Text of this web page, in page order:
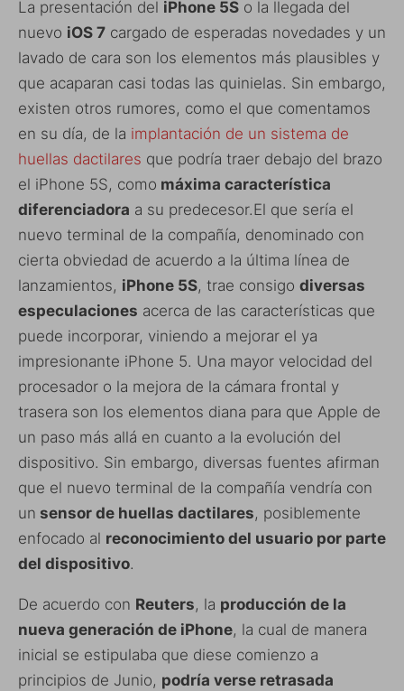
La presentación del iPhone 5S o la llegada del
nuevo iOS 7 cargado de esperadas novedades y un
lavado de cara son los elementos más plausibles y
que acaparan casi todas las quinielas. Sin embargo,
existen otros rumores, como el que comentamos
en su día, de la implantación de un sistema de
huellas dactilares que podría traer debajo del brazo
el iPhone 5S, como máxima característica
diferenciadora a su predecesor.El que sería el
nuevo terminal de la compañía, denominado con
cierta obviedad de acuerdo a la última línea de
lanzamientos, iPhone 5S, trae consigo diversas
especulaciones acerca de las características que
puede incorporar, viniendo a mejorar el ya
impresionante iPhone 5. Una mayor velocidad del
procesador o la mejora de la cámara frontal y
trasera son los elementos diana para que Apple de
un paso más allá en cuanto a la evolución del
dispositivo. Sin embargo, diversas fuentes afirman
que el nuevo terminal de la compañía vendría con
un sensor de huellas dactilares, posiblemente
enfocado al reconocimiento del usuario por parte
del dispositivo.
De acuerdo con Reuters, la producción de la
nueva generación de iPhone, la cual de manera
inicial se estipulaba que diese comienzo a
principios de Junio, podría verse retrasada